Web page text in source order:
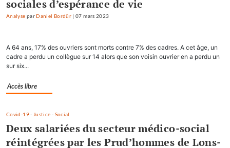
sociales d’espérance de vie
Analyse par Daniel Bordür |07 mars 2023
A 64 ans, 17% des ouvriers sont morts contre 7% des cadres. A cet âge, un
cadre a perdu un collègue sur 14 alors que son voisin ouvrier en a perdu un
sur six...
Accès libre
Covid-19- Justice - Social
Deux salariées du secteur médico-social
réintégrées par les Prud’hommes de Lons-